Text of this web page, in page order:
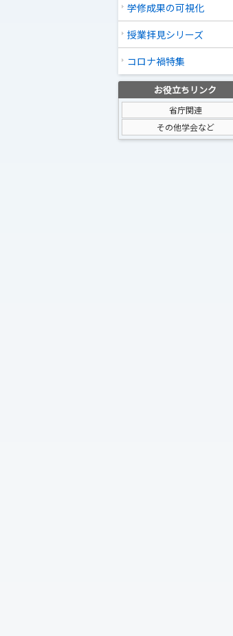
学修成果の可視化
授業拝見シリーズ
コロナ禍特集
お役立ちリンク
省庁関連
その他学会など